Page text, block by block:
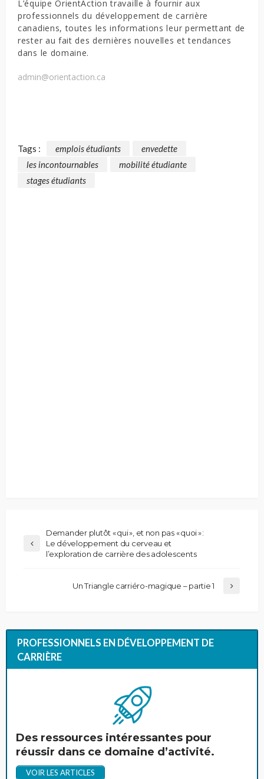
L’équipe OrientAction travaille à fournir aux
professionnels du développement de carrière
canadiens, toutes les informations leur permettant de
rester au fait des dernières nouvelles et tendances
dans le domaine.
admin@orientaction.ca
Tags : emplois étudiants
envedette
les incontournables
mobilité étudiante
stages étudiants
Demander plutôt « qui », et non pas « quoi » :
Le développement du cerveau et
l’exploration de carrière des adolescents
Un Triangle carriéro-magique – partie 1
PROFESSIONNELS EN DÉVELOPPEMENT DE
CARRIÈRE
Des ressources intéressantes pour
réussir dans ce domaine d’activité.
VOIR LES ARTICLES